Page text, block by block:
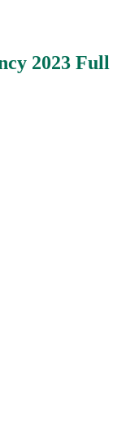
2023 Full